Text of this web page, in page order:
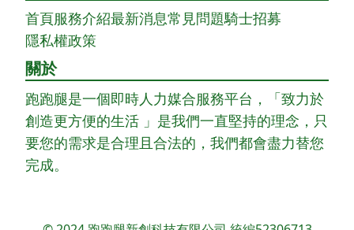
首頁服務介紹最新消息常見問題騎士招募
隱私權政策
關於
跑跑腿是一個即時人力媒合服務平台，「致力於
創造更方便的生活 」是我們一直堅持的理念，只
要您的需求是合理且合法的，我們都會盡力替您
完成。